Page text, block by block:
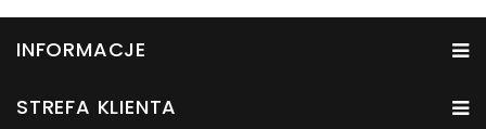
INFORMACJE
STREFA KLIENTA